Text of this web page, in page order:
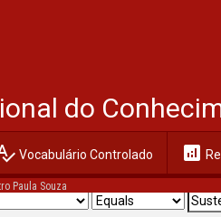
do
Vocabulário Controlado analytics
Paula Souza